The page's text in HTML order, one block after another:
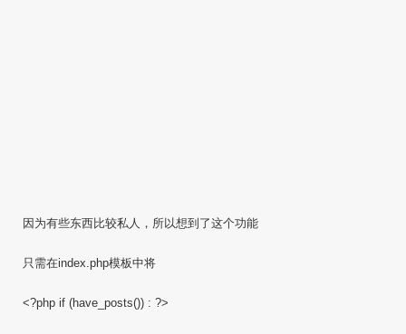
因为有些东西比较私人，所以想到了这个功能
只需在index.php模板中将
<?php if (have_posts()) : ?>